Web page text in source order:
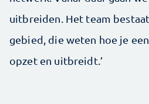
uitbreiden. Het team
gebied, die weten hoe je
opzet en uitbreidt.’